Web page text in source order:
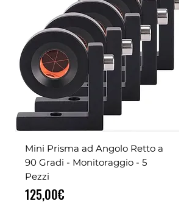
Mini Prisma ad Angolo Retto a
90 Gradi - Monitoraggio - 5
Pezzi
Price
125,00€